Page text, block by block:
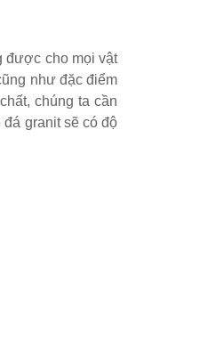
được cho mọi vật
như đặc điểm
chúng ta cần
granit sẽ có độ